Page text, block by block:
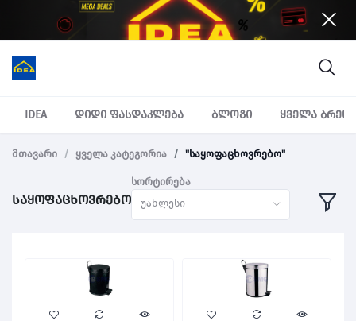
IDEA დიდი ფასდაკლება ბლოგი ყველა
მთავარი ყველა კატეგორია "საყოფაცხოვრებო"
საყოფაცხოვრებო
სორტირება
უახლესი